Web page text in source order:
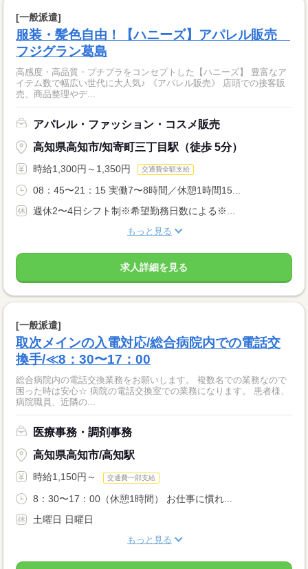
[一般派遣]
服装・髪色自由！【ハニーズ】アパレル販売
フジグラン葛島
高感度・高品質・プチプラをコンセプトした【ハニーズ】 豊富なア
イテム数で幅広い世代に大人気♪ 《アパレル販売》 店頭での接客販
売、商品整理やデ...
アパレル・ファッション・コスメ販売
高知県高知市/知寄町三丁目駅（徒歩 5分）
時給1,300円～1,350円 交通費全額支給
08：45〜21：15 実働7〜8時間／休憩1時間15...
週休2〜4日シフト制※希望勤務日数による※...
もっと見る
求人詳細を見る
[一般派遣]
取次メインの入電対応/総合病院内での電話交
換手/≪8：30〜17：00
総合病院内の電話交換業務をお願いします。 複数名での業務なので
困った時は安心☆ 病院の電話交換室での業務になります。 患者様、
病院職員、近隣の...
医療事務・調剤事務
高知県高知市/高知駅
時給1,150円～ 交通費一部支給
8：30〜17：00（休憩1時間） お仕事に慣れ...
土曜日 日曜日
もっと見る